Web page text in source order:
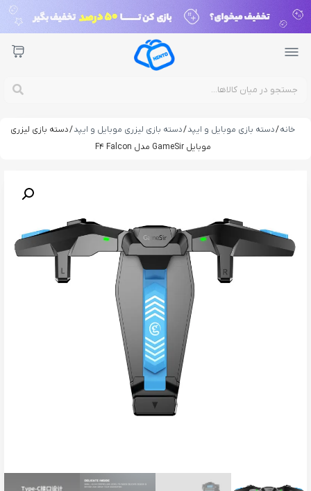
خانه/دسته بازی موبایل و ایپد/دسته بازی لیزری موبایل و ایپد/ دسته بازی لیزری
موبایل GameSir مدل F4 Falcon